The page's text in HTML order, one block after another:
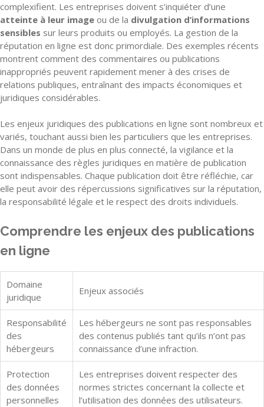
complexifient. Les entreprises doivent s’inquiéter d’une
atteinte à leur image ou de la divulgation d’informations
sensibles sur leurs produits ou employés. La gestion de la
réputation en ligne est donc primordiale. Des exemples récents
montrent comment des commentaires ou publications
inappropriés peuvent rapidement mener à des crises de
relations publiques, entraînant des impacts économiques et
juridiques considérables.
Les enjeux juridiques des publications en ligne sont nombreux et
variés, touchant aussi bien les particuliers que les entreprises.
Dans un monde de plus en plus connecté, la vigilance et la
connaissance des règles juridiques en matière de publication
sont indispensables. Chaque publication doit être réfléchie, car
elle peut avoir des répercussions significatives sur la réputation,
la responsabilité légale et le respect des droits individuels.
Comprendre les enjeux des publications
en ligne
Domaine
juridique
Enjeux associés
Responsabilité
des
hébergeurs
Les hébergeurs ne sont pas responsables
des contenus publiés tant qu’ils n’ont pas
connaissance d’une infraction.
Protection
des données
personnelles
Les entreprises doivent respecter des
normes strictes concernant la collecte et
l’utilisation des données des utilisateurs.